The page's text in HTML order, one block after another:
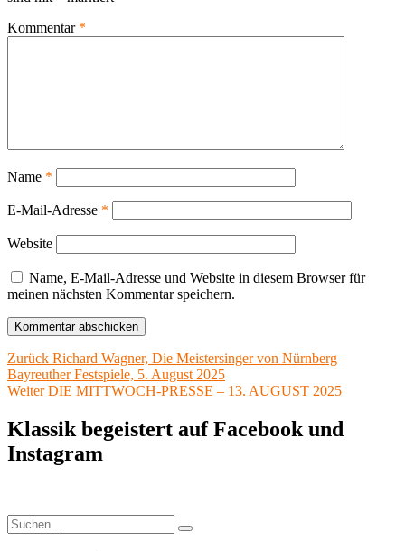
Kommentar *
Name *
E-Mail-Adresse *
Website
Name, E-Mail-Adresse und Website in diesem Browser für
meinen nächsten Kommentar speichern.
Beitragsnavigation
Zurück Vorheriger
Beitrag:
Richard Wagner, Die Meistersinger von Nürnberg
Bayreuther Festspiele, 5. August 2025
Weiter Nächster
DIE MITTWOCH-PRESSE – 13. AUGUST 2025
Klassik begeistert auf Facebook und
Instagram
Suchen
nach:
Suchen